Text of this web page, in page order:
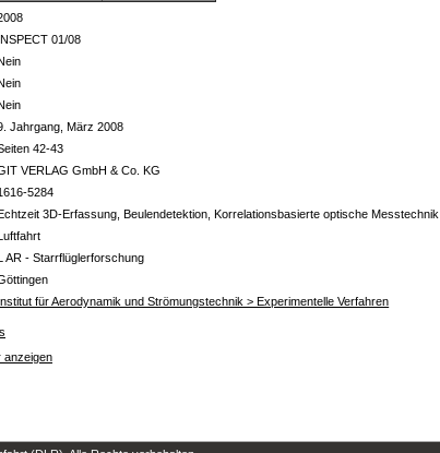
INSPECT 01/08
Jahrgang, März 2008
42-43
VERLAG GmbH & Co. KG
5284
Echtzeit 3D-Erfassung, Beulendetektion, Korrelationsbasierte optische Messtechnik
Luftfahrt
L AR - Starrflüglerforschung
Institut für Aerodynamik und Strömungstechnik > Experimentelle Verfahren
anzeigen